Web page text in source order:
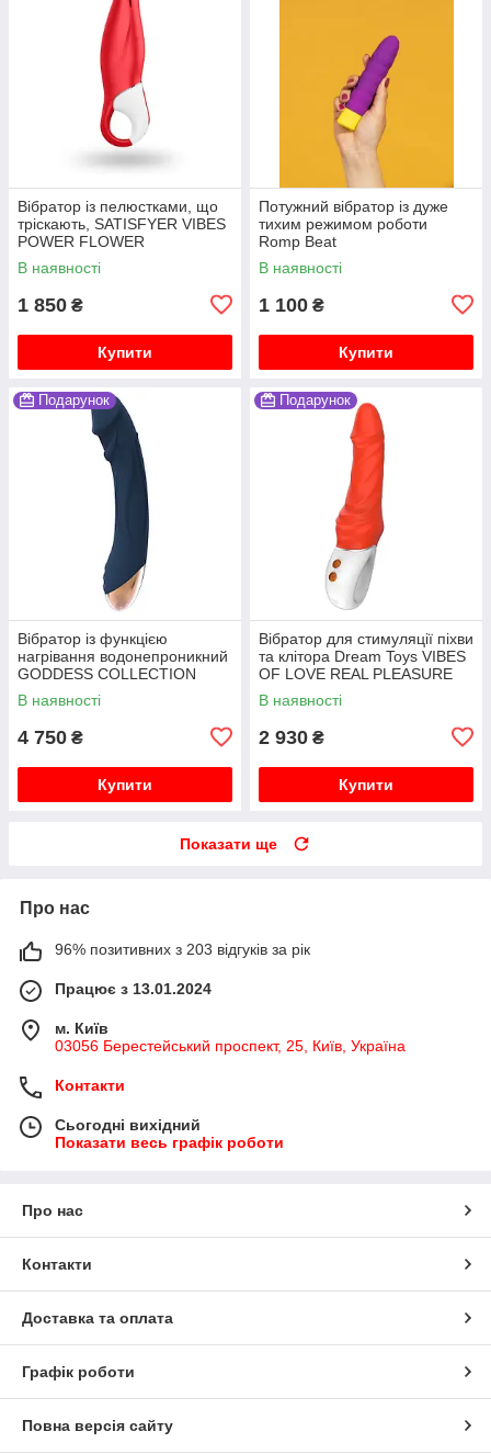
Вібратор із пелюстками, що
тріскають, SATISFYER VIBES
POWER FLOWER
В наявності
1 850 ₴
Купити
Потужний вібратор із дуже
тихим режимом роботи
Romp Beat
В наявності
1 100 ₴
Купити
Подарунок
Вібратор із функцією
нагрівання водонепроникний
GODDESS COLLECTION
BOREAS
В наявності
4 750 ₴
Купити
Подарунок
Вібратор для стимуляції піхви
та клітора Dream Toys VIBES
OF LOVE REAL PLEASURE
В наявності
2 930 ₴
Купити
Показати ще
Про нас
96% позитивних з 203 відгуків за рік
Працює з 13.01.2024
м. Київ
03056 Берестейський проспект, 25, Київ, Україна
Контакти
Сьогодні вихідний
Показати весь графік роботи
Про нас
Контакти
Доставка та оплата
Графік роботи
Повна версія сайту